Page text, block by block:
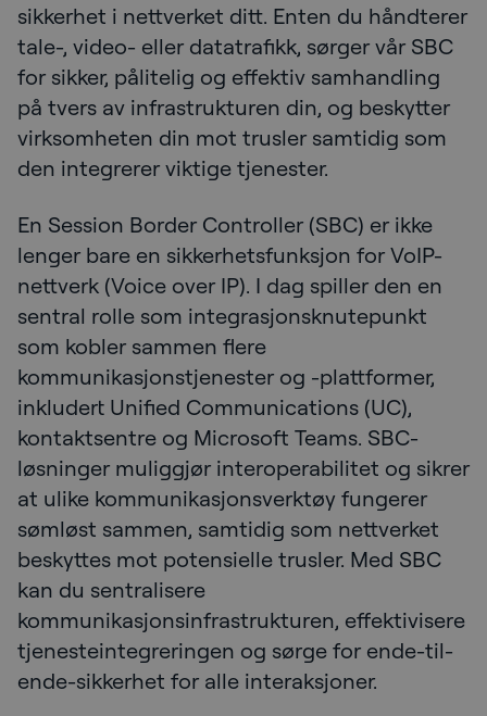
sikkerhet i nettverket ditt. Enten du håndterer
tale-, video- eller datatrafikk, sørger vår SBC
for sikker, pålitelig og effektiv samhandling
på tvers av infrastrukturen din, og beskytter
virksomheten din mot trusler samtidig som
den integrerer viktige tjenester.
En Session Border Controller (SBC) er ikke
lenger bare en sikkerhetsfunksjon for VoIP-
nettverk (Voice over IP). I dag spiller den en
sentral rolle som integrasjonsknutepunkt
som kobler sammen flere
kommunikasjonstjenester og -plattformer,
inkludert Unified Communications (UC),
kontaktsentre og Microsoft Teams. SBC-
løsninger muliggjør interoperabilitet og sikrer
at ulike kommunikasjonsverktøy fungerer
sømløst sammen, samtidig som nettverket
beskyttes mot potensielle trusler. Med SBC
kan du sentralisere
kommunikasjonsinfrastrukturen, effektivisere
tjenesteintegreringen og sørge for ende-til-
ende-sikkerhet for alle interaksjoner.